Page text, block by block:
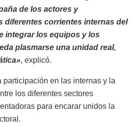
de los actores y
diferentes corrientes internas del
integrar los equipos y los
plasmarse una unidad real,
, explicó.
participación en las internas y la
los diferentes sectores
para encarar unidos la